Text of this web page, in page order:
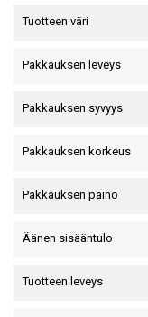
Tuotteen väri
Pakkauksen leveys
Pakkauksen syvyys
Pakkauksen korkeus
Pakkauksen paino
Äänen sisääntulo
Tuotteen leveys